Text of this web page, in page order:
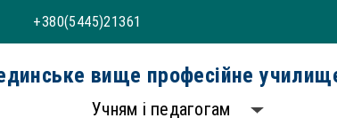
+380(5445)21361
вище професійне
Учням і педагогам